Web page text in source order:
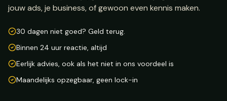
jouw ads, je business, of gewoon even kennis maken.
30 dagen niet goed? Geld terug.
Binnen 24 uur reactie, altijd
Eerlijk advies, ook als het niet in ons voordeel is
Maandelijks opzegbaar, geen lock-in